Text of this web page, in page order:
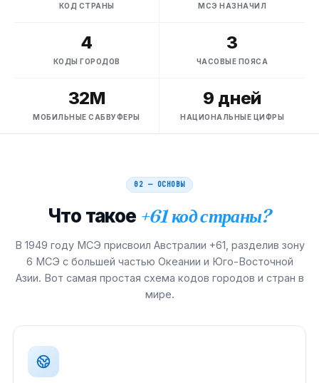
КОД СТРАНЫ МСЭ НАЗНАЧИЛ
4
КОДЫ ГОРОДОВ
3
ЧАСОВЫЕ ПОЯСА
32М
МОБИЛЬНЫЕ САБВУФЕРЫ
9 дней
НАЦИОНАЛЬНЫЕ ЦИФРЫ
02 — ОСНОВЫ
Что такое +61 код страны?
В 1949 году МСЭ присвоил Австралии +61, разделив зону
6 МСЭ с большей частью Океании и Юго-Восточной
Азии. Вот самая простая схема кодов городов и стран в
мире.